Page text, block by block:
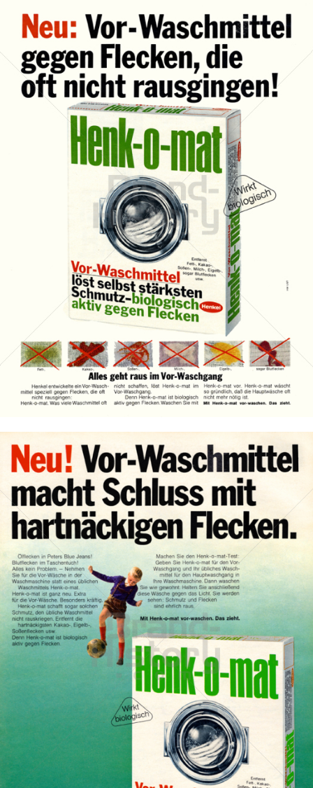
Henk-o-mat
Henkel Central Eastern Europe GmbH
1967
Bild-ID: 13365
Henk-o-mat
Henkel Central Eastern Europe GmbH
1967